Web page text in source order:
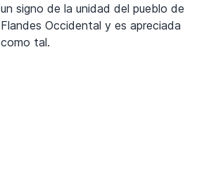
un signo de la unidad del pueblo de
Flandes Occidental y es apreciada
como tal.